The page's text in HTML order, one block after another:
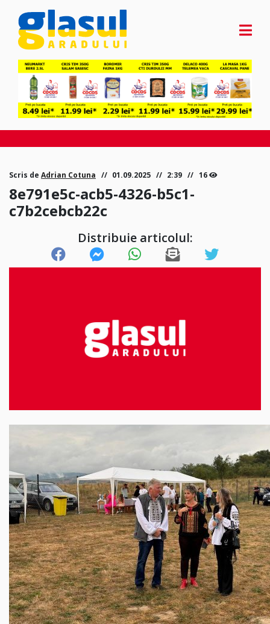
Scris de Adrian Cotuna 01.09.2025 2:39 16
8e791e5c-acb5-4326-b5c1-
c7b2cebcb22c
Distribuie articolul: